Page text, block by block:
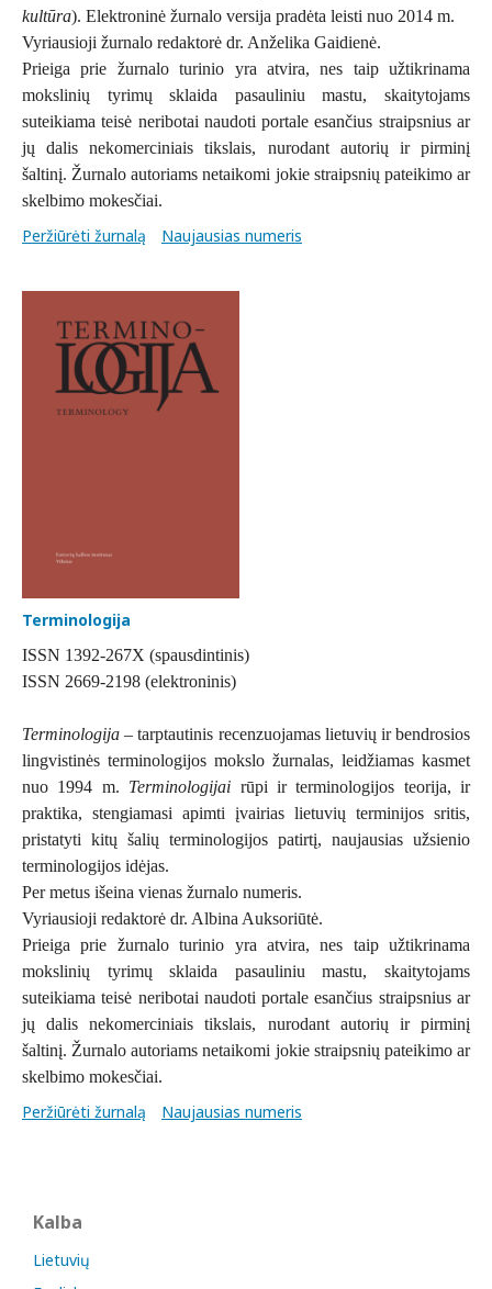
kultūra). Elektroninė žurnalo versija pradėta leisti nuo 2014 m.
Vyriausioji žurnalo redaktorė dr. Anželika Gaidienė.
Prieiga prie žurnalo turinio yra atvira, nes taip užtikrinama
mokslinių tyrimų sklaida pasauliniu mastu, skaitytojams
suteikiama teisė neribotai naudoti portale esančius straipsnius ar
jų dalis nekomerciniais tikslais, nurodant autorių ir pirminį
šaltinį. Žurnalo autoriams netaikomi jokie straipsnių pateikimo ar
skelbimo mokesčiai.
Peržiūrėti žurnalą Naujausias numeris
Terminologija
ISSN 1392-267X (spausdintinis)
ISSN 2669-2198 (elektroninis)
Terminologija – tarptautinis recenzuojamas lietuvių ir bendrosios
lingvistinės terminologijos mokslo žurnalas, leidžiamas kasmet
nuo 1994 m. Terminologijai rūpi ir terminologijos teorija, ir
praktika, stengiamasi apimti įvairias lietuvių terminijos sritis,
pristatyti kitų šalių terminologijos patirtį, naujausias užsienio
terminologijos idėjas.
Per metus išeina vienas žurnalo numeris.
Vyriausioji redaktorė dr. Albina Auksoriūtė.
Prieiga prie žurnalo turinio yra atvira, nes taip užtikrinama
mokslinių tyrimų sklaida pasauliniu mastu, skaitytojams
suteikiama teisė neribotai naudoti portale esančius straipsnius ar
jų dalis nekomerciniais tikslais, nurodant autorių ir pirminį
šaltinį. Žurnalo autoriams netaikomi jokie straipsnių pateikimo ar
skelbimo mokesčiai.
Peržiūrėti žurnalą Naujausias numeris
Kalba
Lietuvių